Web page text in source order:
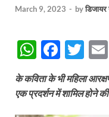
March 9, 2023 - by
W
h
at
F
ac
e
T
itt
के कविता के भी महिला
एक प्रदर्शन में शामिल होने